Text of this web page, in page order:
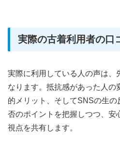
実際の古着利用者の口
実際に利用している人の声は、
なります。抵抗感があった人の
的メリット、そしてSNSの生
否のポイントを把握しつつ、安
視点を共有します。